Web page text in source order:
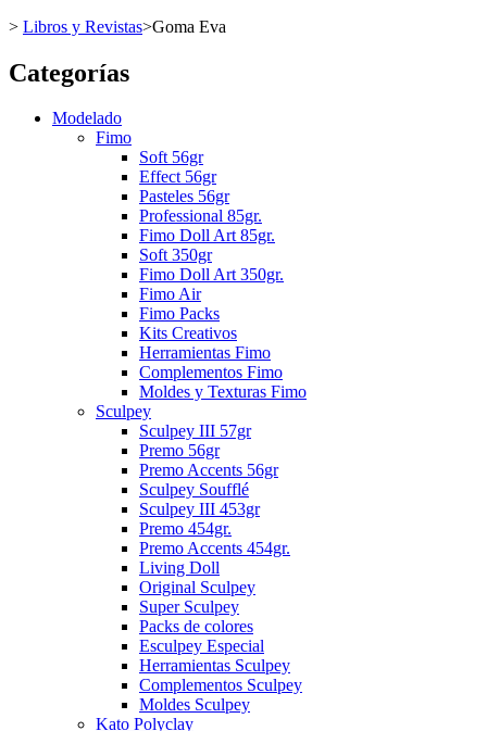
> Libros y Revistas>Goma Eva
Categorías
Modelado
Fimo
Soft 56gr
Effect 56gr
Pasteles 56gr
Professional 85gr.
Fimo Doll Art 85gr.
Soft 350gr
Fimo Doll Art 350gr.
Fimo Air
Fimo Packs
Kits Creativos
Herramientas Fimo
Complementos Fimo
Moldes y Texturas Fimo
Sculpey
Sculpey III 57gr
Premo 56gr
Premo Accents 56gr
Sculpey Soufflé
Sculpey III 453gr
Premo 454gr.
Premo Accents 454gr.
Living Doll
Original Sculpey
Super Sculpey
Packs de colores
Esculpey Especial
Herramientas Sculpey
Complementos Sculpey
Moldes Sculpey
Kato Polyclay